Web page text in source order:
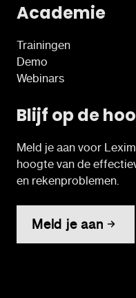
Academie
Trainingen
Demo
Webinars
Blijf op de
Meld je aan voor
hoogte van de
en rekenproblemen.
Meld je aan